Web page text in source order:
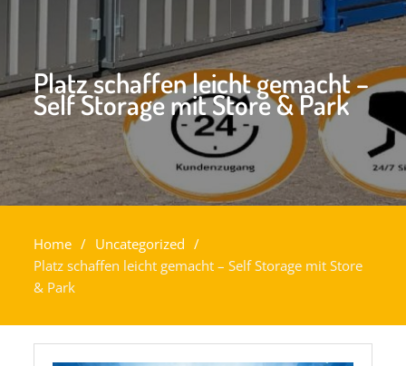
Platz schaffen leicht gemacht –
Self Storage mit Store & Park
Home
Uncategorized
Platz schaffen leicht gemacht – Self Storage mit Store
& Park